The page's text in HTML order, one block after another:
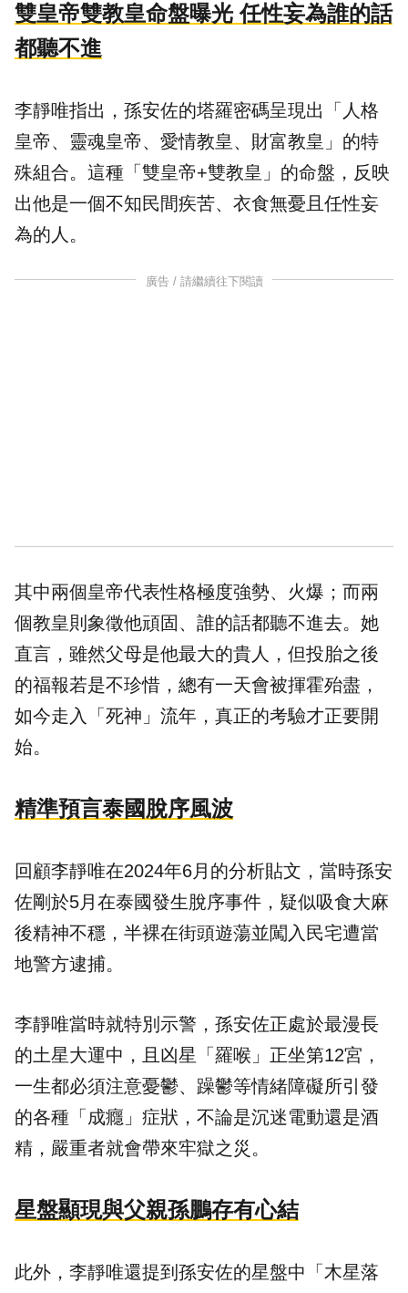
雙皇帝雙教皇命盤曝光 任性妄為誰的話
都聽不進
李靜唯指出，孫安佐的塔羅密碼呈現出「人格
皇帝、靈魂皇帝、愛情教皇、財富教皇」的特
殊組合。這種「雙皇帝+雙教皇」的命盤，反映
出他是一個不知民間疾苦、衣食無憂且任性妄
為的人。
廣告 / 請繼續往下閱讀
其中兩個皇帝代表性格極度強勢、火爆；而兩
個教皇則象徵他頑固、誰的話都聽不進去。她
直言，雖然父母是他最大的貴人，但投胎之後
的福報若是不珍惜，總有一天會被揮霍殆盡，
如今走入「死神」流年，真正的考驗才正要開
始。
精準預言泰國脫序風波
回顧李靜唯在2024年6月的分析貼文，當時孫安
佐剛於5月在泰國發生脫序事件，疑似吸食大麻
後精神不穩，半裸在街頭遊蕩並闖入民宅遭當
地警方逮捕。
李靜唯當時就特別示警，孫安佐正處於最漫長
的土星大運中，且凶星「羅喉」正坐第12宮，
一生都必須注意憂鬱、躁鬱等情緒障礙所引發
的各種「成癮」症狀，不論是沉迷電動還是酒
精，嚴重者就會帶來牢獄之災。
星盤顯現與父親孫鵬存有心結
此外，李靜唯還提到孫安佐的星盤中「木星落